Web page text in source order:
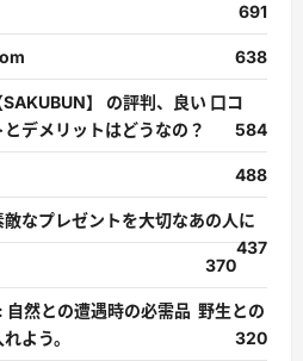
691
638
】 の評判、良い 口コ
デメリットはどうなの？
584
488
なプレゼントを大切なあの人に
437
370
然との遭遇時の必需品 野生との
よう。
320